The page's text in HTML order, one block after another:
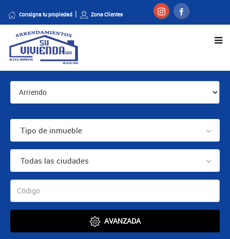
Consigna tu propiedad Zona Clientes
Tipo de inmueble
Todas las ciudades
AVANZADA